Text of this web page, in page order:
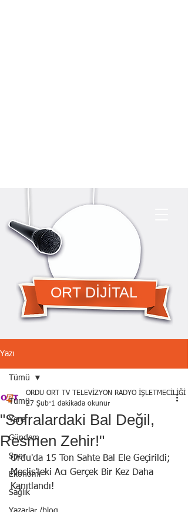
ORT DİJİTAL
Yazı
Tümü
Yerel
Gündem
Spor
Ekonomi
Sağlık
Tümü
"Sofralardaki Bal Değil,
Resmen Zehir!"
ORDU ORT TV TELEVİZYON RADYO İŞLETMECİLİĞİ
27 Şub 1 dakikada okunur
Ordu'da 15 Ton Sahte Bal Ele Geçirildi;
Meclis’teki Acı Gerçek Bir Kez Daha
Kanıtlandı!